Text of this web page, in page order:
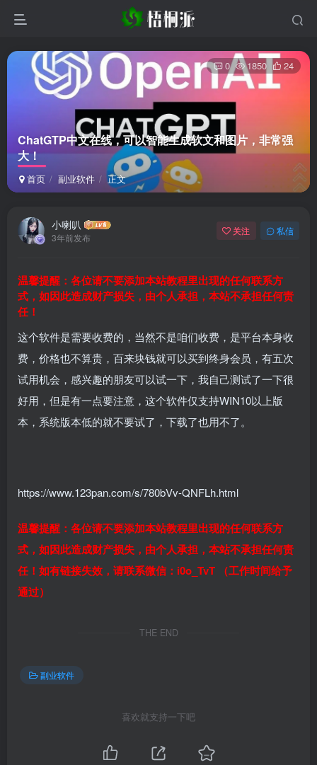
ChatGTP中文在线，可以智能生成软文和图片，非常强
大！
首页 副业软件 正文
0 1850 24
小喇叭
3年前发布
关注 私信
温馨提醒：各位请不要添加本站教程里出现的任何联系方
式，如因此造成财产损失，由个人承担，本站不承担任何责
任！
这个软件是需要收费的，当然不是咱们收费，是平台本身收
费，价格也不算贵，百来块钱就可以买到终身会员，有五次
试用机会，感兴趣的朋友可以试一下，我自己测试了一下很
好用，但是有一点要注意，这个软件仅支持WIN10以上版
本，系统版本低的就不要试了，下载了也用不了。
https://www.123pan.com/s/780bVv-QNFLh.html
温馨提醒：各位请不要添加本站教程里出现的任何联系方
式，如因此造成财产损失，由个人承担，本站不承担任何责
任！如有链接失效，请联系微信：i0o_TvT （工作时间给予
通过）
THE END
副业软件
喜欢就支持一下吧